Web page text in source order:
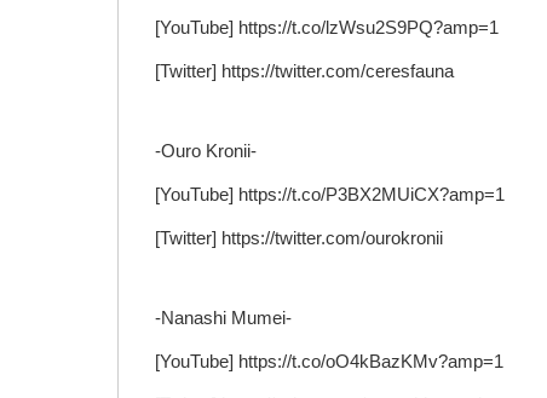
[YouTube] https://t.co/lzWsu2S9PQ?amp=1
[Twitter] https://twitter.com/ceresfauna
-Ouro Kronii-
[YouTube] https://t.co/P3BX2MUiCX?amp=1
[Twitter] https://twitter.com/ourokronii
-Nanashi Mumei-
[YouTube] https://t.co/oO4kBazKMv?amp=1